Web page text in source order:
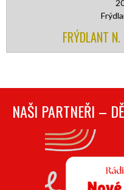
FRÝDLANT
NAŠI PARTNEŘI –